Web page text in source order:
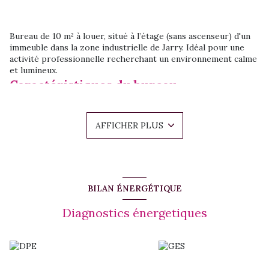
Bureau de 10 m² à louer, situé à l’étage (sans ascenseur) d'un
immeuble dans la zone industrielle de Jarry. Idéal pour une
activité professionnelle recherchant un environnement calme
et lumineux.
Caractéristiques du bureau
Equipements et services : Sol en parquet, placard de
rangement intégré, Electricité, Wifi
Les atouts du bien
: idéal pour un travail en toute sérénité
Luminosité naturelle
: offre un cadre de travail agréable
Emplacement stratégique: au cœur de Jarry, avec un accès
Disponible immédiatement
AFFICHER PLUS
BILAN ÉNERGÉTIQUE
Diagnostics énergetiques